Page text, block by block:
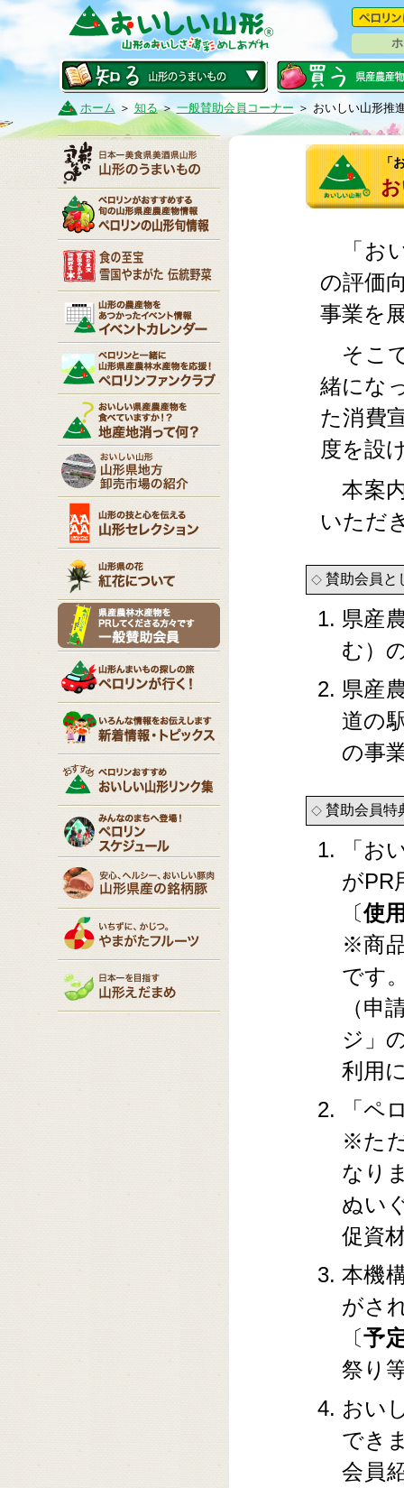
ホーム ＞ 知る＞一般賛助会員コーナー＞ おいしい山形推
「
「お
の評価
事業を
そこ
緒にな
た消費
度を設
本案
いただ
◇賛助会員と
県産
む）
県産
道の
の事
◇賛助会員特
「お
がPR
〔使
※商
です
（申
ジ」
利用
「ペ
※た
なり
ぬい
促資
本機
がさ
〔予
祭り
おい
でき
会員